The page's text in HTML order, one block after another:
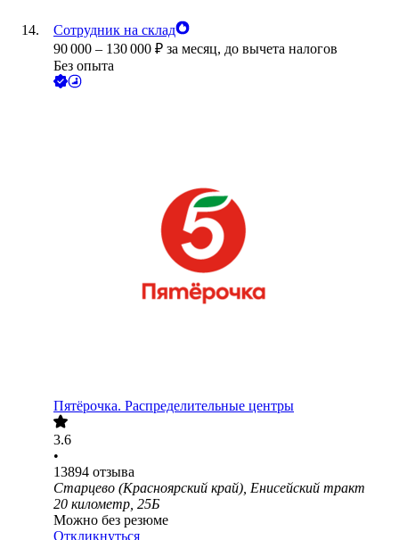
Сотрудник на склад
90 000 – 130 000 ₽ за месяц, до вычета налогов
Без опыта
Пятёрочка. Распределительные центры
3.6
•
13894 отзыва
Старцево (Красноярский край), Енисейский тракт
20 километр, 25Б
Можно без резюме
Откликнуться